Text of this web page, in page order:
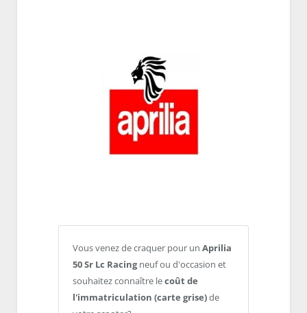
Vous venez de craquer pour un Aprilia
50 Sr Lc Racingneuf ou d'occasion et
souhaitez connaître lecoût de
l'immatriculation (carte grise)de